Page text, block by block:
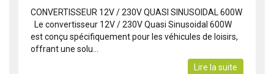
CONVERTISSEUR 12V / 230V QUASI SINUSOIDAL 600W
Le convertisseur 12V / 230V Quasi Sinusoidal 600W
est conçu spécifiquement pour les véhicules de loisirs,
offrant une solu...
Lire la suite